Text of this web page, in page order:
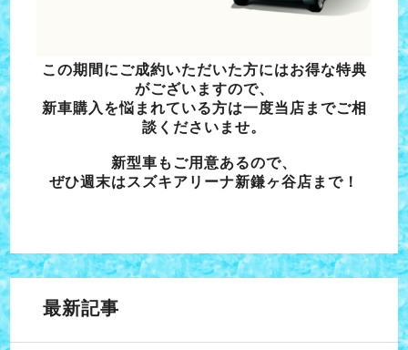
この期間にご成約いただいた方にはお得な特典
がございますので、
新車購入を悩まれている方は一度当店までご相
談くださいませ。
新型車もご用意あるので、
ぜひ週末はスズキアリーナ新鎌ヶ谷店まで！
最新記事